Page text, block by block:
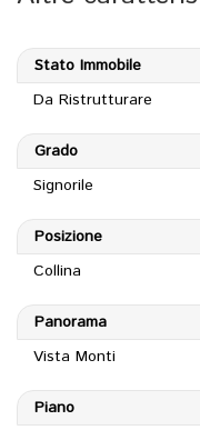
Stato Immobile
Da Ristrutturare
Grado
Signorile
Posizione
Collina
Panorama
Vista Monti
Piano